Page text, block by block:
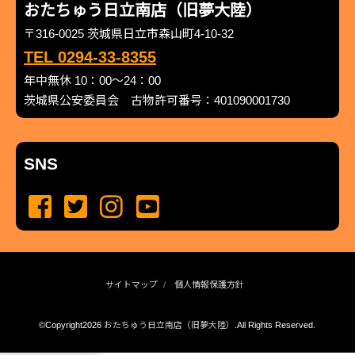
おたちゅう日立南店（旧夢大陸）
〒316-0025 茨城県日立市森山町4-10-32
TEL 0294-33-8355
年中無休 10：00～24：00
茨城県公安委員会 古物許可番号：401090001730
SNS
サイトマップ 個人情報保護方針
©Copyright2026 おたちゅう日立南店（旧夢大陸） .All Rights Reserved.